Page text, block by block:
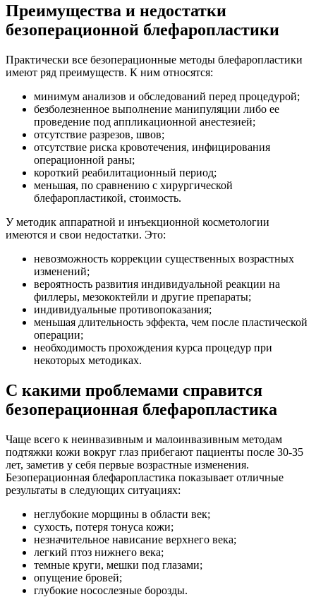
Преимущества и недостатки
безоперационной блефаропластики
Практически все безоперационные методы блефаропластики
имеют ряд преимуществ. К ним относятся:
минимум анализов и обследований перед процедурой;
безболезненное выполнение манипуляции либо ее
проведение под аппликационной анестезией;
отсутствие разрезов, швов;
отсутствие риска кровотечения, инфицирования
операционной раны;
короткий реабилитационный период;
меньшая, по сравнению с хирургической
блефаропластикой, стоимость.
У методик аппаратной и инъекционной косметологии
имеются и свои недостатки. Это:
невозможность коррекции существенных возрастных
изменений;
вероятность развития индивидуальной реакции на
филлеры, мезококтейли и другие препараты;
индивидуальные противопоказания;
меньшая длительность эффекта, чем после пластической
операции;
необходимость прохождения курса процедур при
некоторых методиках.
С какими проблемами справится
безоперационная блефаропластика
Чаще всего к неинвазивным и малоинвазивным методам
подтяжки кожи вокруг глаз прибегают пациенты после 30-35
лет, заметив у себя первые возрастные изменения.
Безоперационная блефаропластика показывает отличные
результаты в следующих ситуациях:
неглубокие морщины в области век;
сухость, потеря тонуса кожи;
незначительное нависание верхнего века;
легкий птоз нижнего века;
темные круги, мешки под глазами;
опущение бровей;
глубокие носослезные борозды.